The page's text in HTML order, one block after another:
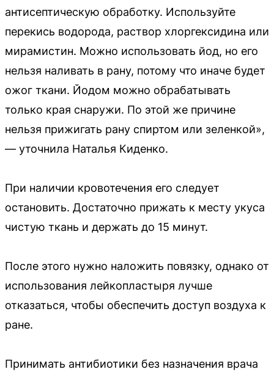
антисептическую обработку. Используйте
перекись водорода, раствор хлоргексидина или
мирамистин. Можно использовать йод, но его
нельзя наливать в рану, потому что иначе будет
ожог ткани. Йодом можно обрабатывать
только края снаружи. По этой же причине
нельзя прижигать рану спиртом или зеленкой»,
— уточнила Наталья Киденко.
При наличии кровотечения его следует
остановить. Достаточно прижать к месту укуса
чистую ткань и держать до 15 минут.
После этого нужно наложить повязку, однако от
использования лейкопластыря лучше
отказаться, чтобы обеспечить доступ воздуха к
ране.
Принимать антибиотики без назначения врача